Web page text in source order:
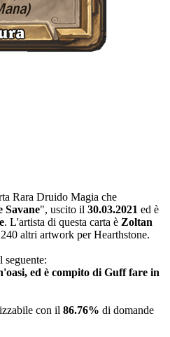
Rara Druido Magia che
Savane", uscito il 30.03.2021 ed è
. L'artista di questa carta è Zoltan
altri artwork per Hearthstone.
seguente:
ed è compito di Guff fare in
con il 86.76% di domande